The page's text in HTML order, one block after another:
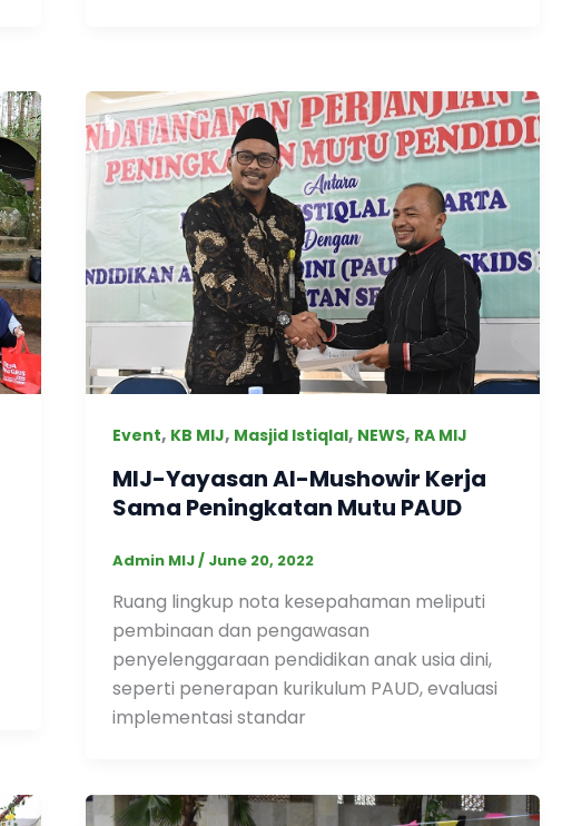
Event, KB MIJ, Masjid Istiqlal, NEWS, RA MIJ
MIJ-Yayasan Al-Mushowir Kerja
Sama Peningkatan Mutu PAUD
Admin MIJ/ June 20, 2022
Ruang lingkup nota kesepahaman meliputi
pembinaan dan pengawasan
penyelenggaraan pendidikan anak usia dini,
seperti penerapan kurikulum PAUD, evaluasi
implementasi standar